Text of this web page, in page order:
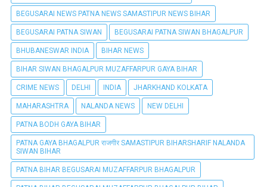
BEGUSARAI NEWS PATNA NEWS SAMASTIPUR NEWS BIHAR
BEGUSARAI PATNA SIWAN BEGUSARAI PATNA SIWAN BHAGALPUR
BHUBANESWAR INDIA BIHAR NEWS
BIHAR SIWAN BHAGALPUR MUZAFFARPUR GAYA BIHAR
CRIME NEWS DELHI INDIA JHARKHAND KOLKATA
MAHARASHTRA NALANDA NEWS NEW DELHI
PATNA BODH GAYA BIHAR
PATNA GAYA BHAGALPUR राजगीर SAMASTIPUR BIHARSHARIF NALANDA
SIWAN BIHAR
PATNA BIHAR BEGUSARAI MUZAFFARPUR BHAGALPUR